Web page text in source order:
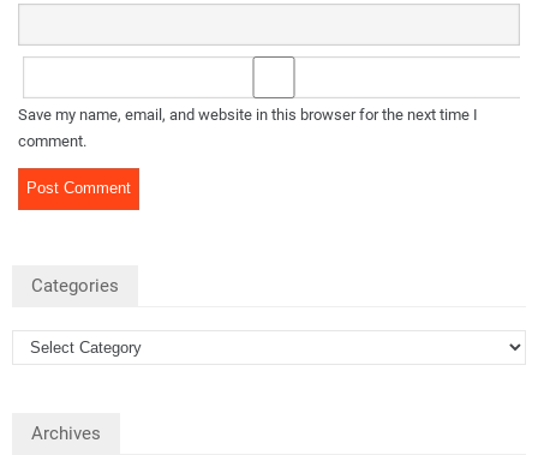
Save my name, email, and website in this browser for the next time I
comment.
Categories
Archives